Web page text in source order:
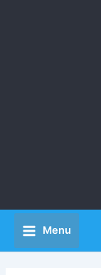
Menu